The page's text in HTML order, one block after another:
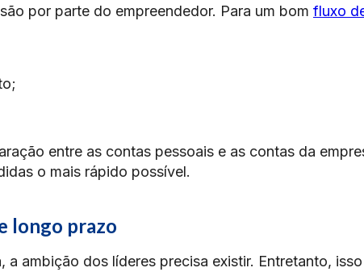
por parte do empreendedor. Para um bom fluxo
entre as contas pessoais e as contas da
o mais rápido possível.
longo prazo
a ambição dos líderes precisa existir. Entretanto,